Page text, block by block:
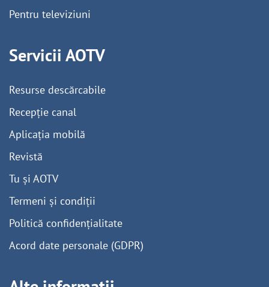
Pentru televiziuni
Servicii AOTV
Resurse descărcabile
Recepție canal
Aplicația mobilă
Revistă
Tu și AOTV
Termeni și condiții
Politică confidențialitate
Acord date personale (GDPR)